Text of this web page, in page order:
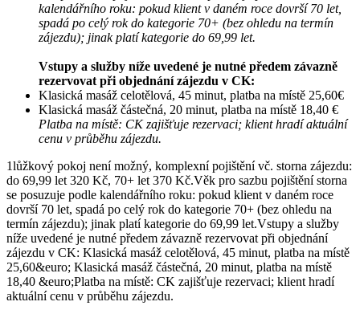
kalendářního roku: pokud klient v daném roce dovrší 70 let,
spadá po celý rok do kategorie 70+ (bez ohledu na termín
zájezdu); jinak platí kategorie do 69,99 let.
Vstupy a služby níže uvedené je nutné předem závazně
rezervovat při objednání zájezdu v CK:
Klasická masáž celotělová, 45 minut, platba na místě 25,60€
Klasická masáž částečná, 20 minut, platba na místě 18,40 €
Platba na místě: CK zajišťuje rezervaci; klient hradí aktuální
cenu v průběhu zájezdu.
1lůžkový pokoj není možný, komplexní pojištění vč. storna zájezdu:
do 69,99 let 320 Kč, 70+ let 370 Kč.Věk pro sazbu pojištění storna
se posuzuje podle kalendářního roku: pokud klient v daném roce
dovrší 70 let, spadá po celý rok do kategorie 70+ (bez ohledu na
termín zájezdu); jinak platí kategorie do 69,99 let.Vstupy a služby
níže uvedené je nutné předem závazně rezervovat při objednání
zájezdu v CK: Klasická masáž celotělová, 45 minut, platba na místě
25,60&euro; Klasická masáž částečná, 20 minut, platba na místě
18,40 &euro;Platba na místě: CK zajišťuje rezervaci; klient hradí
aktuální cenu v průběhu zájezdu.